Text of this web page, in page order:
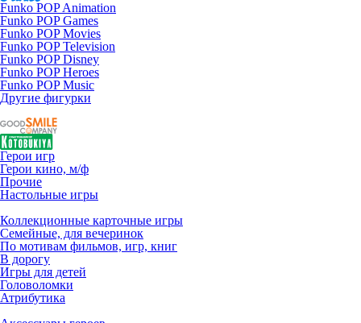
Funko POP Animation
Funko POP Games
Funko POP Movies
Funko POP Television
Funko POP Disney
Funko POP Heroes
Funko POP Music
Другие фигурки
Герои игр
Герои кино, м/ф
Прочие
Настольные игры
Коллекционные карточные игры
Семейные, для вечеринок
По мотивам фильмов, игр, книг
В дорогу
Игры для детей
Головоломки
Атрибутика